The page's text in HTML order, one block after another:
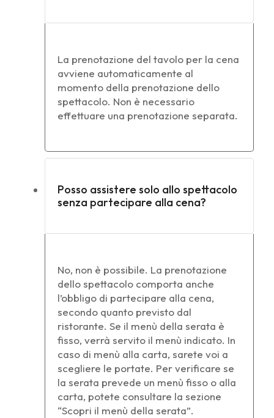
La prenotazione del tavolo per la cena
avviene automaticamente al
momento della prenotazione dello
spettacolo. Non è necessario
effettuare una prenotazione separata.
Posso assistere solo allo spettacolo
senza partecipare alla cena?
No, non è possibile. La prenotazione
dello spettacolo comporta anche
l’obbligo di partecipare alla cena,
secondo quanto previsto dal
ristorante. Se il menù della serata è
fisso, verrà servito il menù indicato. In
caso di menù alla carta, sarete voi a
scegliere le portate. Per verificare se
la serata prevede un menù fisso o alla
carta, potete consultare la sezione
“Scopri il menù della serata”.